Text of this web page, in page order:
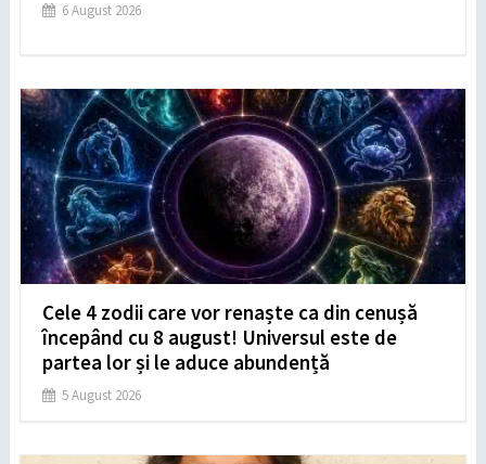
6 August 2026
Cele 4 zodii care vor renaște ca din cenușă
începând cu 8 august! Universul este de
partea lor și le aduce abundență
5 August 2026